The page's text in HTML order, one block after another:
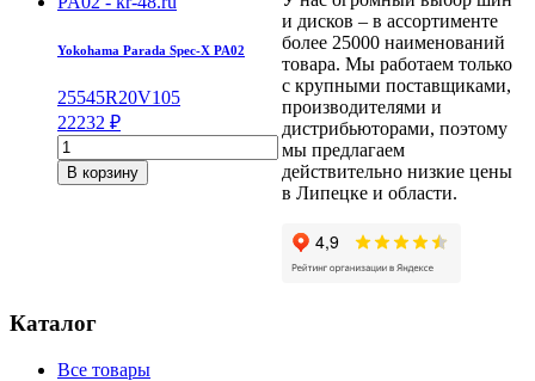
Yokohama Parada Spec-X PA02
25545R20V105
22232 ₽
Количество
товара
Yokohama
105
V
В корзину
и дисков – в ассортименте
более 25000 наименований
товара. Мы работаем только
с крупными поставщиками,
производителями и
дистрибьюторами, поэтому
мы предлагаем
действительно низкие цены
в Липецке и области.
Каталог
Все товары